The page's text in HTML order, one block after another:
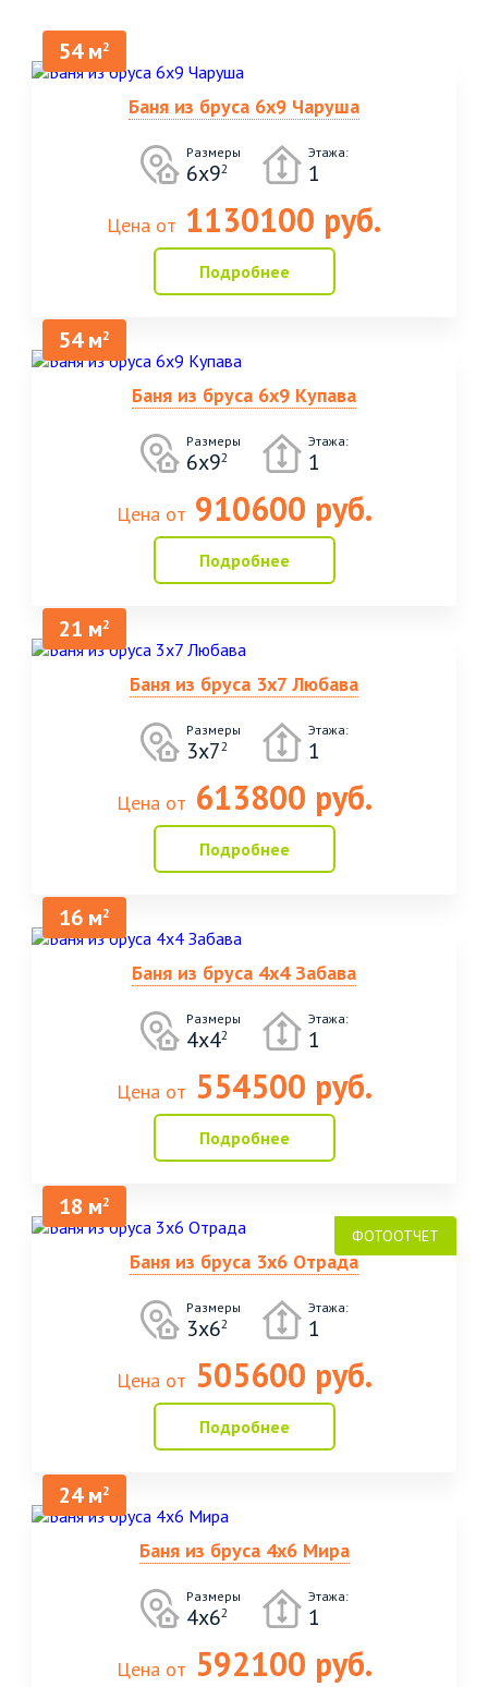
54 м2
Баня из бруса 6х9 Чаруша
Размеры
6х92
Этажа:
1
Цена от 1130100 руб.
Подробнее
54 м2
Баня из бруса 6х9 Купава
Размеры
6х92
Этажа:
1
Цена от 910600 руб.
Подробнее
21 м2
Баня из бруса 3х7 Любава
Размеры
3х72
Этажа:
1
Цена от 613800 руб.
Подробнее
16 м2
Баня из бруса 4х4 Забава
Размеры
4х42
Этажа:
1
Цена от 554500 руб.
Подробнее
18 м2
Баня из бруса 3х6 Отрада
Размеры
3х62
Этажа:
1
Цена от 505600 руб.
Подробнее
24 м2
Баня из бруса 4х6 Мира
Размеры
4х62
Этажа:
1
Цена от 592100 руб.